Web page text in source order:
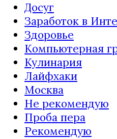
Досуг
Заработок в
Здоровье
Компьютерная
Кулинария
Лайфхаки
Москва
Не рекомендую
Проба пера
Рекомендую